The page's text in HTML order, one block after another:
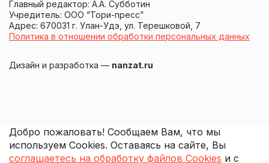
Главный редактор: А.А. Субботин
Учредитель: ООО “Тори-пресс”
Адрес: 670031 г. Улан-Удэ, ул. Терешковой, 7
Политика в отношении обработки персональных данных
Дизайн и разработка — nanzat.ru
Добро пожаловать! Сообщаем Вам, что мы
используем Cookies. Оставаясь на сайте, Вы
соглашаетесь на обработку файлов Cookies и с